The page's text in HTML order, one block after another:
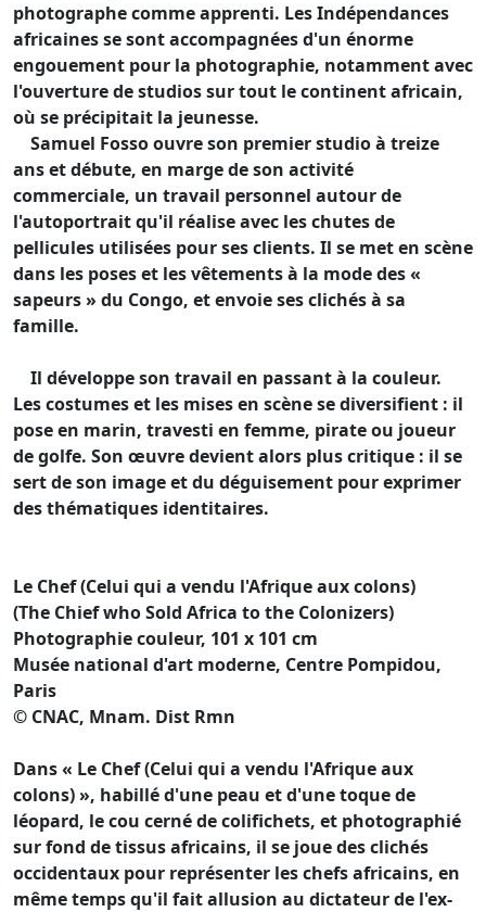
photographe comme apprenti. Les Indépendances
africaines se sont accompagnées d'un énorme
engouement pour la photographie, notamment avec
l'ouverture de studios sur tout le continent africain,
où se précipitait la jeunesse.
Samuel Fosso ouvre son premier studio à treize
ans et débute, en marge de son activité
commerciale, un travail personnel autour de
l'autoportrait qu'il réalise avec les chutes de
pellicules utilisées pour ses clients. Il se met en scène
dans les poses et les vêtements à la mode des «
sapeurs » du Congo, et envoie ses clichés à sa
famille.
Il développe son travail en passant à la couleur.
Les costumes et les mises en scène se diversifient : il
pose en marin, travesti en femme, pirate ou joueur
de golfe. Son œuvre devient alors plus critique : il se
sert de son image et du déguisement pour exprimer
des thématiques identitaires.
Le Chef (Celui qui a vendu l'Afrique aux colons)
(The Chief who Sold Africa to the Colonizers)
Photographie couleur, 101 x 101 cm
Musée national d'art moderne, Centre Pompidou,
Paris
© CNAC, Mnam. Dist Rmn
Dans « Le Chef (Celui qui a vendu l'Afrique aux
colons) », habillé d'une peau et d'une toque de
léopard, le cou cerné de colifichets, et photographié
sur fond de tissus africains, il se joue des clichés
occidentaux pour représenter les chefs africains, en
même temps qu'il fait allusion au dictateur de l'ex-